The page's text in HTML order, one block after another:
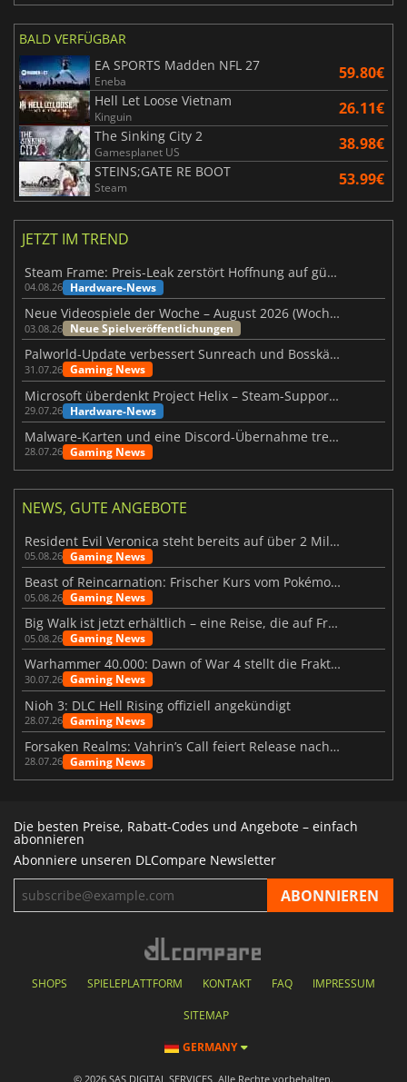
BALD VERFÜGBAR
EA SPORTS Madden NFL 27
Eneba 59.80€
Hell Let Loose Vietnam
Kinguin 26.11€
The Sinking City 2
Gamesplanet US 38.98€
STEINS;GATE RE BOOT
Steam 53.99€
JETZT IM TREND
Steam Frame: Preis-Leak zerstört Hoffnung auf günstiges VR-Headset
04.08.26 Hardware-News
Neue Videospiele der Woche – August 2026 (Woche 32)
03.08.26 Neue Spielveröffentlichungen
Palworld-Update verbessert Sunreach und Bosskämpfe deutlich
31.07.26 Gaming News
Microsoft überdenkt Project Helix – Steam-Support gefährdet
29.07.26 Hardware-News
Malware-Karten und eine Discord-Übernahme treffen Meccha Chameleon
28.07.26 Gaming News
NEWS, GUTE ANGEBOTE
Resident Evil Veronica steht bereits auf über 2 Millionen Wunschlisten
05.08.26 Gaming News
Beast of Reincarnation: Frischer Kurs vom Pokémon-Studio
05.08.26 Gaming News
Big Walk ist jetzt erhältlich – eine Reise, die auf Freundschaft basiert
05.08.26 Gaming News
Warhammer 40.000: Dawn of War 4 stellt die Fraktion der Necrons vor
30.07.26 Gaming News
Nioh 3: DLC Hell Rising offiziell angekündigt
28.07.26 Gaming News
Forsaken Realms: Vahrin’s Call feiert Release nach 10 Jahren
28.07.26 Gaming News
Die besten Preise, Rabatt-Codes und Angebote – einfach
abonnieren
Abonniere unseren DLCompare Newsletter
SHOPS SPIELEPLATTFORM KONTAKT FAQ IMPRESSUM
SITEMAP
GERMANY
© 2026 SAS DIGITAL SERVICES, Alle Rechte vorbehalten.